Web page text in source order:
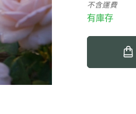
不含運費
有庫存